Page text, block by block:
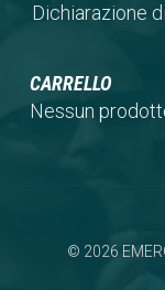
Dichiarazione
CARRELLO
Nessun
© 2026